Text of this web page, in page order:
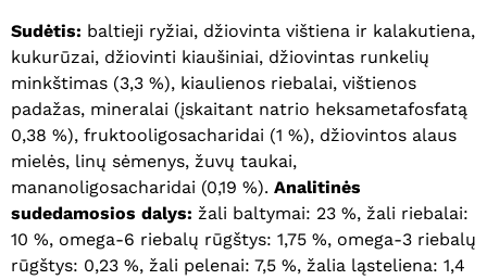
Sudėtis: baltieji ryžiai, džiovinta vištiena ir kalakutiena,
kukurūzai, džiovinti kiaušiniai, džiovintas runkelių
minkštimas (3,3 %), kiaulienos riebalai, vištienos
padažas, mineralai (įskaitant natrio heksametafosfatą
0,38 %), fruktooligosacharidai (1 %), džiovintos alaus
mielės, linų sėmenys, žuvų taukai,
mananoligosacharidai (0,19 %). Analitinės
sudedamosios dalys: žali baltymai: 23 %, žali riebalai:
10 %, omega-6 riebalų rūgštys: 1,75 %, omega-3 riebalų
rūgštys: 0,23 %, žali pelenai: 7,5 %, žalia ląsteliena: 1,4